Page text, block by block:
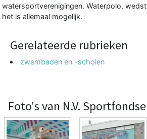
watersportverenigingen. Waterpolo,
het is allemaal mogelijk.
Gerelateerde rubrieken
zwembaden en -scholen
Foto's van N.V.